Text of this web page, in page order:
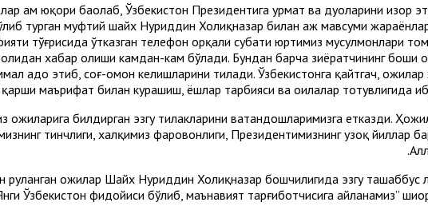
ҳам юқори баҳолаб, Ўзбекистон Президентига ҳурмат ва дуоларини изҳор
турган муфтий шайх Нуриддин Холиқназар билан ҳаж мавсуми
тўғрисида ўтказган телефон орқали суҳбати юртимиз мусулмонлари
хабар олиши камдан-кам бўлади. Бундан барча зиёратчининг боши
адо этиб, соғ-омон келишларини тилади. Ўзбекистонга қайтгач, ҳожилар
қарши маърифат билан курашиш, ёшлар тарбияси ва оилалар тотувлигида
билдирган эзгу тилакларини ватандошларимизга етказди.
тинчлиги, халқимиз фаровонлиги, Президентимизнинг узоқ йиллар
ҳожилар Шайх Нуриддин Холиқназар бошчилигида эзгу ташаббус
Ўзбекистон фидойиси бўлиб, маънавият тарғиботчисига айланамиз”